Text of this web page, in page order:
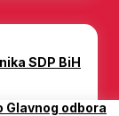
SDP BiH
Glavnog odbora